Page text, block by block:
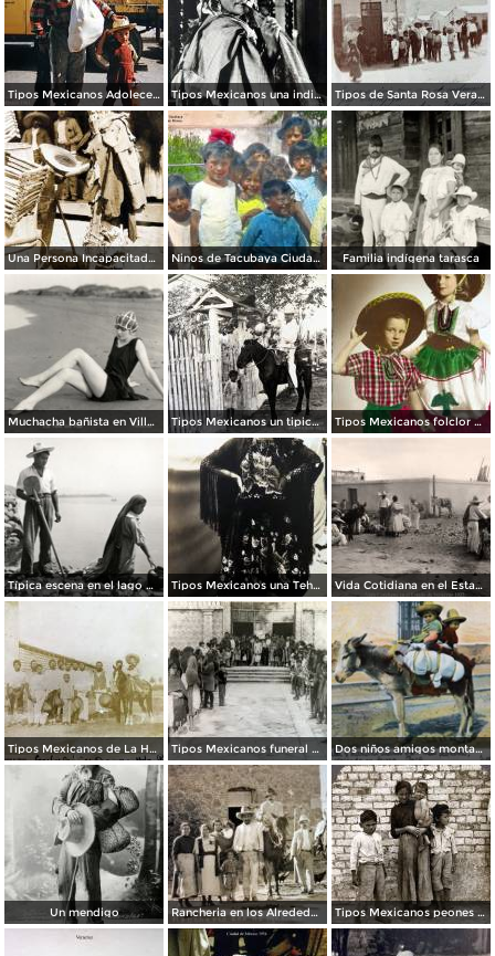
Tipos Mexicanos Adolecente 1961. Tipos Mexicanos una india Huananche. Tipos de Santa Rosa Veracruz. ( Circulada el 11 de Agosto de 1908 ).
Una Persona Incapacitada con su protesis de palo. Ninos de Tacubaya Ciudad de México. Familia indígena tarasca
Muchacha bañista en Villa del Mar Tipos Mexicanos un tipico jarocho.. Tipos Mexicanos folclor Mexicano.
Típica escena en el lago de Pátzcuaro Tipos Mexicanos una Tehuana. Vida Cotidiana en el Estado de Veracruz 1922.
Tipos Mexicanos de La Hacienda La Purisima. Tipos Mexicanos funeral de un nino.. Dos niños amigos montados en burro
Un mendigo Rancheria en los Alrededores. Tipos Mexicanos peones 1906.